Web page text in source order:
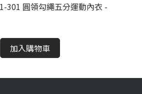
301 圓領勾繩五分運動內衣 -
加入購物車